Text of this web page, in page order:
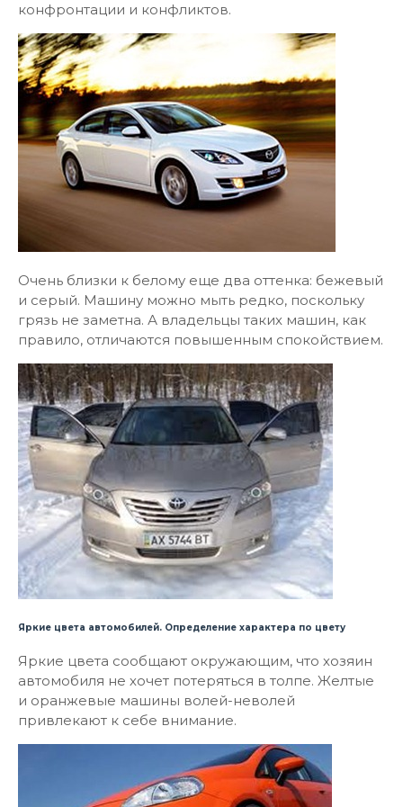
конфронтации и конфликтов.
Очень близки к белому еще два оттенка: бежевый
и серый. Машину можно мыть редко, поскольку
грязь не заметна. А владельцы таких машин, как
правило, отличаются повышенным спокойствием.
Яркие цвета автомобилей. Определение характера по цвету
Яркие цвета сообщают окружающим, что хозяин
автомобиля не хочет потеряться в толпе. Желтые
и оранжевые машины волей-неволей
привлекают к себе внимание.